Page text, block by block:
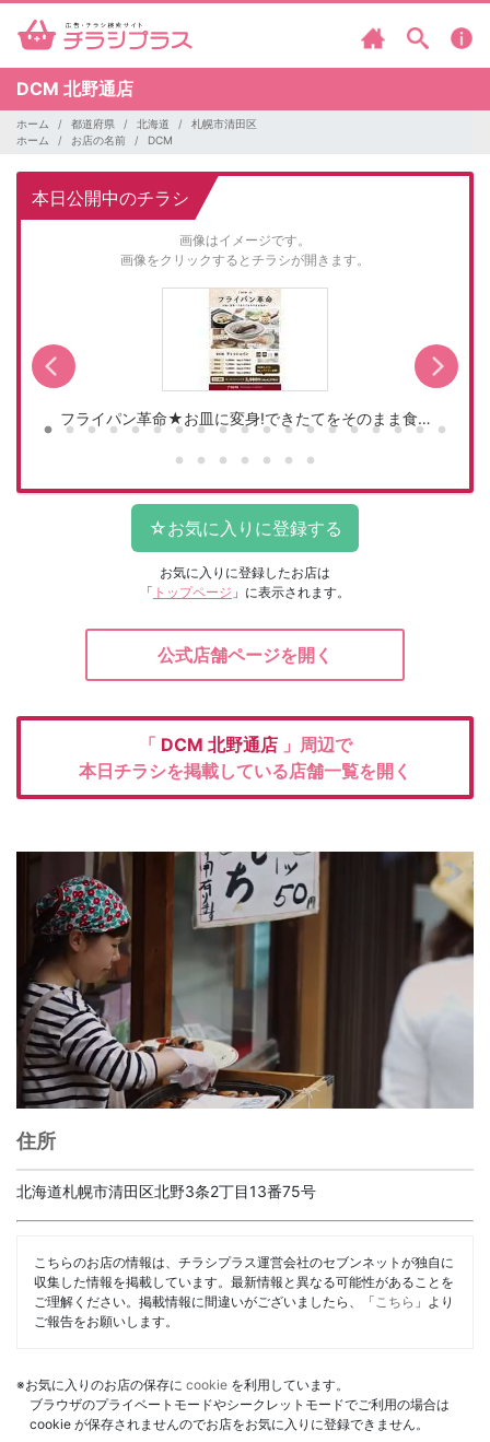
DCM 北野通店
ホーム 都道府県 北海道
札幌市清田区
ホーム
お店の名前 DCM
本日公開中のチラシ
画像はイメージです。
画像をクリックするとチラシが開きます。
フライパン革命★お皿に変身!できたてをそのまま食…
お気に入りに登録したお店は
「 トップページ 」に表示されます。
公式店舗ページを開く
「 DCM 北野通店 」周辺で
本日チラシを掲載している店舗一覧を開く
住所
北海道札幌市清田区北野3条2丁目13番75号
こちらのお店の情報は、チラシプラス運営会社のセブンネットが独自に
収集した情報を掲載しています。最新情報と異なる可能性があることを
ご理解ください。掲載情報に間違いがございましたら、「 こちら 」より
ご報告をお願いします。
※お気に入りのお店の保存に cookie を利用しています。
ブラウザのプライベートモードやシークレットモードでご利用の場合は
cookie が保存されませんのでお店をお気に入りに登録できません。